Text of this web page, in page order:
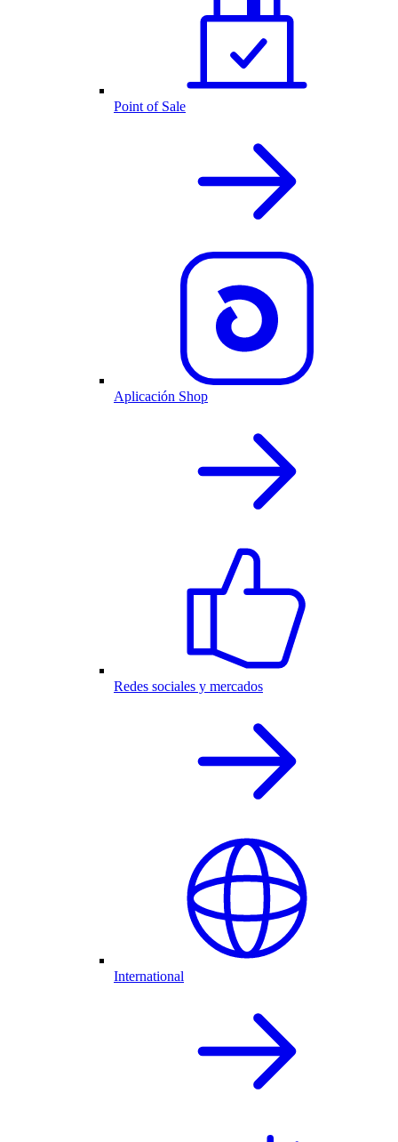
Point of Sale
Aplicación Shop
Redes sociales y mercados
International